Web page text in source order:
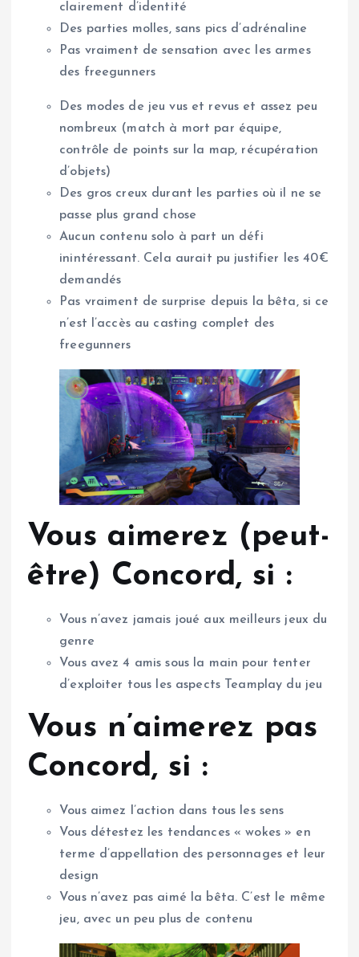
clairement d’identité
Des parties molles, sans pics d’adrénaline
Pas vraiment de sensation avec les armes
des freegunners
Des modes de jeu vus et revus et assez peu
nombreux (match à mort par équipe,
contrôle de points sur la map, récupération
d’objets)
Des gros creux durant les parties où il ne se
passe plus grand chose
Aucun contenu solo à part un défi
inintéressant. Cela aurait pu justifier les 40€
demandés
Pas vraiment de surprise depuis la bêta, si ce
n’est l’accès au casting complet des
freegunners
Vous aimerez (peut-
être) Concord, si :
Vous n’avez jamais joué aux meilleurs jeux du
genre
Vous avez 4 amis sous la main pour tenter
d’exploiter tous les aspects Teamplay du jeu
Vous n’aimerez pas
Concord, si :
Vous aimez l’action dans tous les sens
Vous détestez les tendances « wokes » en
terme d’appellation des personnages et leur
design
Vous n’avez pas aimé la bêta. C’est le même
jeu, avec un peu plus de contenu